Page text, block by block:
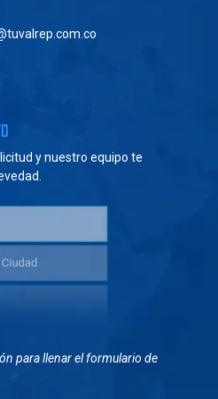
y nuestro equipo te
para llenar el formulario de